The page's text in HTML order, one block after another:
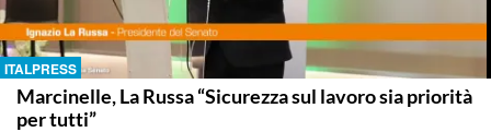
ITALPRESS
Marcinelle, La Russa “Sicurezza sul lavoro sia priorità
per tutti”